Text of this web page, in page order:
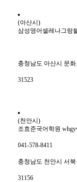
(아산시)
삼성영어셀레나그랑
충청남도 아산시 문
31523
(천안시)
조효준국어학원
041-578-8411
충청남도 천안시 서
31156